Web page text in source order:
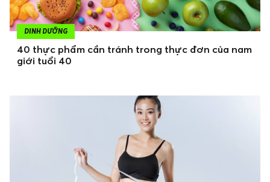
DINH DƯỠNG
40 thực phẩm cần tránh trong thực đơn của nam
giới tuổi 40